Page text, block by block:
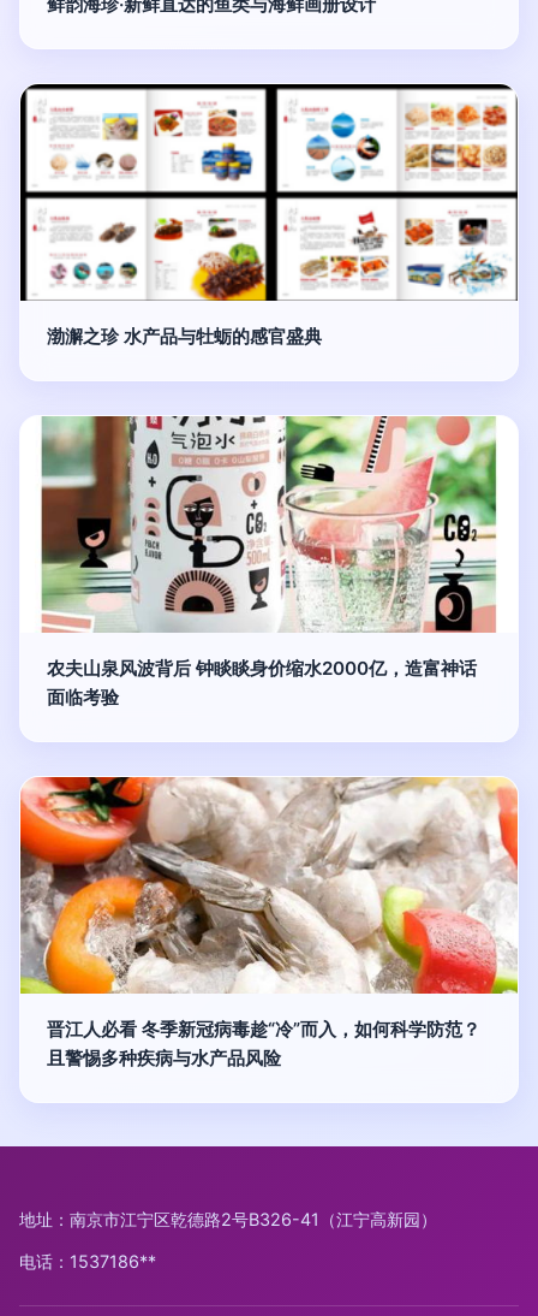
渤澥之珍 水产品与牡蛎的感官盛典
农夫山泉风波背后 钟睒睒身价缩水2000亿，造富神话
面临考验
晋江人必看 冬季新冠病毒趁“冷”而入，如何科学防范？
且警惕多种疾病与水产品风险
地址：南京市江宁区乾德路2号B326-41（江宁高新园）
电话：1537186**